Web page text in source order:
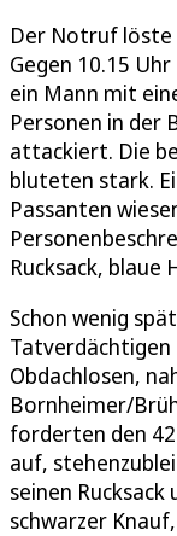
Der Notruf löste
Gegen 10.15
ein Mann mit
Personen in der
attackiert. Die
bluteten stark.
Passanten
Rucksack,
Schon wenig
Tatverdächtigen
Obdachlosen,
Bornheimer/
forderten den
auf,
seinen
schwarzer